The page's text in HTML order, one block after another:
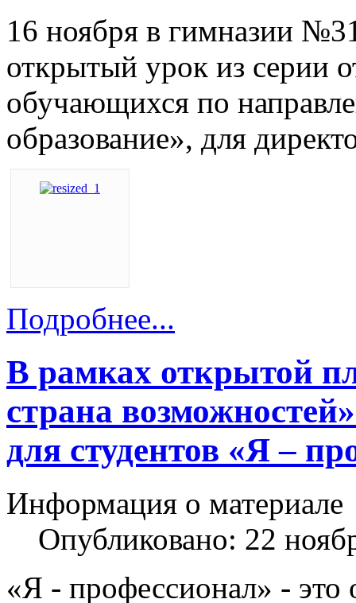
16 ноября в гимназии
открытый урок из серии
обучающихся по
образование», для
Подробнее...
В рамках открытой
страна
для студентов «Я –
Информация о материале
Опубликовано: 22
«Я - профессионал» - это